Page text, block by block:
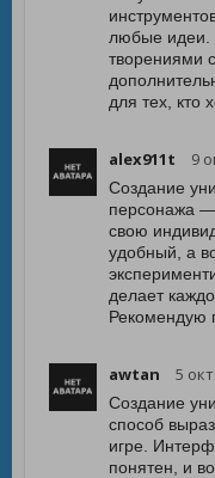
любые идеи.
творениями
для тех, кто
alex911t 9
Создание
персонажа —
свою
удобный, а
делает
Рекомендую
awtan 5
Создание
способ
игре.
понятен, и